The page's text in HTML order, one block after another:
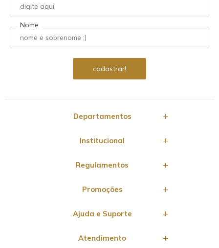
Nome
Departamentos
Institucional
Regulamentos
Promoções
Ajuda e Suporte
Atendimento